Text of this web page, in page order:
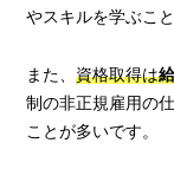
やスキルを学ぶこ
また、資格取得は
制の非正規雇用の
ことが多いです。